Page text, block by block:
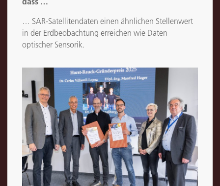
… SAR-Satellitendaten einen ähnlichen Stellenwert
in der Erdbeobachtung erreichen wie Daten
optischer Sensorik.